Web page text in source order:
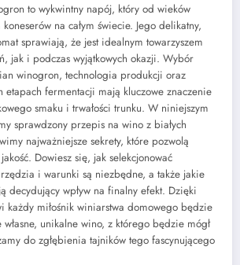
to wykwintny napój, który od wieków
na całym świecie. Jego delikatny,
sprawiają, że jest idealnym towarzyszem
jak i podczas wyjątkowych okazji. Wybór
winogron, technologia produkcji oraz
etapach fermentacji mają kluczowe znaczenie
smaku i trwałości trunku. W niniejszym
sprawdzony przepis na wino z białych
najważniejsze sekrety, które pozwolą
Dowiesz się, jak selekcjonować
i warunki są niezbędne, a także jakie
decydujący wpływ na finalny efekt. Dzięki
każdy miłośnik winiarstwa domowego będzie
własne, unikalne wino, z którego będzie mógł
do zgłębienia tajników tego fascynującego